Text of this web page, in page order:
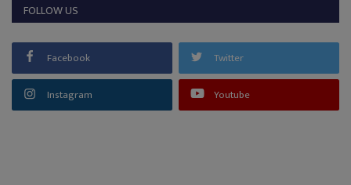
FOLLOW US
Facebook Twitter
Instagram Youtube